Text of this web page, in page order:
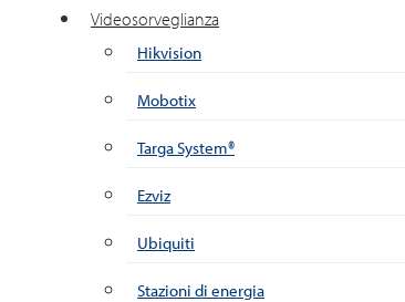
Videosorveglianza
Hikvision
Mobotix
Targa System®
Ezviz
Ubiquiti
Stazioni di energia